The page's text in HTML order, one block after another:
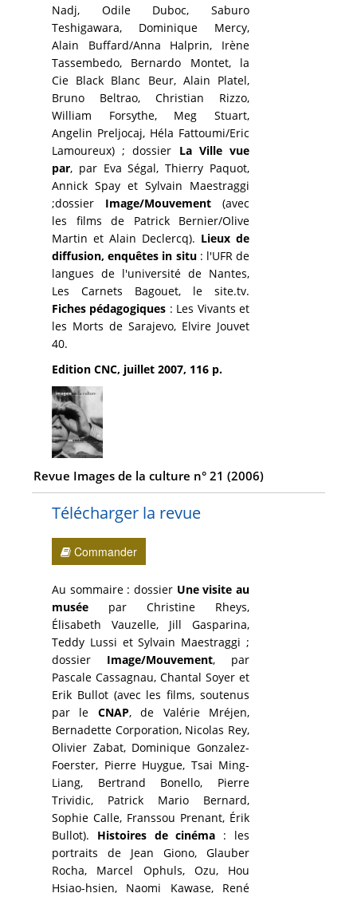
Nadj, Odile Duboc, Saburo
Teshigawara, Dominique Mercy,
Alain Buffard/Anna Halprin, Irène
Tassembedo, Bernardo Montet, la
Cie Black Blanc Beur, Alain Platel,
Bruno Beltrao, Christian Rizzo,
William Forsythe, Meg Stuart,
Angelin Preljocaj, Héla Fattoumi/Eric
Lamoureux) ; dossier La Ville vue
par, par Eva Ségal, Thierry Paquot,
Annick Spay et Sylvain Maestraggi
;dossier Image/Mouvement (avec
les films de Patrick Bernier/Olive
Martin et Alain Declercq). Lieux de
diffusion, enquêtes in situ: l'UFR de
langues de l'université de Nantes,
Les Carnets Bagouet, le site.tv.
Fiches pédagogiques : Les Vivants et
les Morts de Sarajevo, Elvire Jouvet
40.
Edition CNC, juillet 2007, 116 p.
Revue Images de la culture n° 21 (2006)
Télécharger la revue
Commander
Au sommaire : dossier Une visite au
musée
par Christine Rheys,
Élisabeth Vauzelle, Jill Gasparina,
Teddy Lussi et Sylvain Maestraggi ;
dossier Image/Mouvement, par
Pascale Cassagnau, Chantal Soyer et
Erik Bullot (avec les films, soutenus
par le CNAP, de Valérie Mréjen,
Bernadette Corporation, Nicolas Rey,
Olivier Zabat, Dominique Gonzalez-
Foerster, Pierre Huygue, Tsai Ming-
Liang, Bertrand Bonello, Pierre
Trividic, Patrick Mario Bernard,
Sophie Calle, Franssou Prenant, Érik
Bullot). Histoires de cinéma : les
portraits de Jean Giono, Glauber
Rocha, Marcel Ophuls, Ozu, Hou
Hsiao-hsien, Naomi Kawase, René